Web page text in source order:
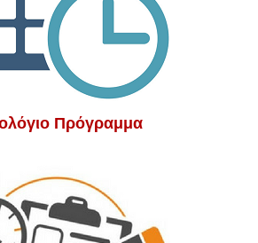
Πρόγραμμα